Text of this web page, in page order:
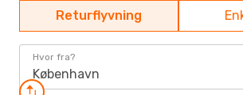
Returflyvning
Hvor fra?
København